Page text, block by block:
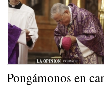
Pongámonos en